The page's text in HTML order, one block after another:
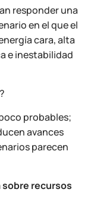
responder una
en el que el
cara, alta
e inestabilidad
probables;
avances
parecen
recursos